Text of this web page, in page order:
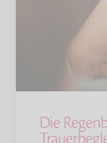
Die